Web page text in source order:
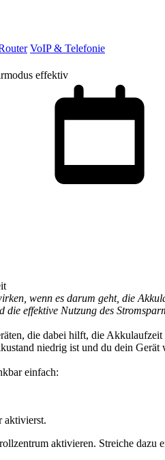
VoIP & Telefonie
effektiv
wenn es darum geht, die
effektive Nutzung des
die dabei hilft, die
niedrig ist und du dein Gerät
einfach:
aktivierst.
aktivieren. Streiche